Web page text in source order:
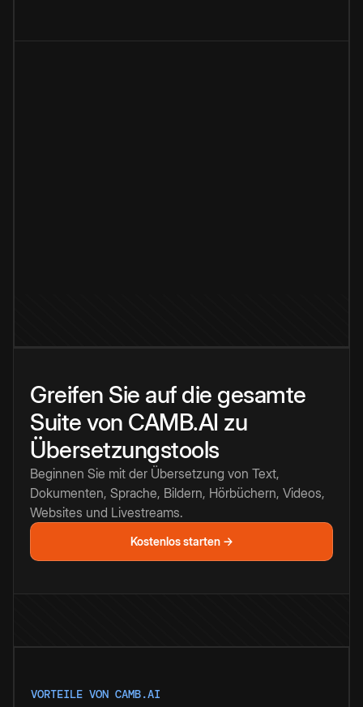
Greifen Sie auf die gesamte
Suite von CAMB.AI zu
Übersetzungstools
Beginnen Sie mit der Übersetzung von Text,
Dokumenten, Sprache, Bildern, Hörbüchern, Videos,
Websites und Livestreams.
Kostenlos starten →
VORTEILE VON CAMB.AI